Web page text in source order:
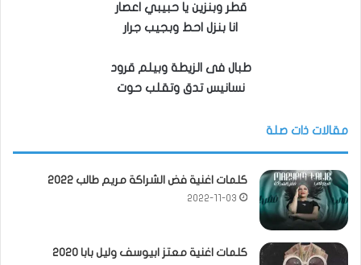
قطر وبنزين يا حبيبي اعصار
انا بنزل احط وبجيب جرار
طبال فى الزيطة وبيلم قرود
نسانيس تدق وتقلب حوت
مقالات ذات صلة
كلمات اغنية فض الشراكة مريم طالب 2022
2022-11-03
كلمات اغنية معتز ابيوسف وليل بابا 2020